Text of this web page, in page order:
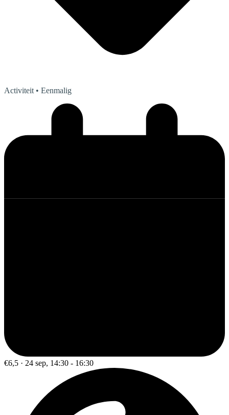
Activiteit • Eenmalig
€6,5 · 24 sep, 14:30 - 16:30